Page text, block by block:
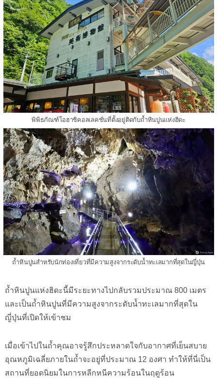
พิพิธภัณฑ์โอฮาชิคอลเลคชั่นที่ตั้งอยู่ติดกับถ้ำหินปูนแห่งฮิดะ
ถ้ำหินปูนสำหรับนักท่องเที่ยวที่มีความสูงจากระดับน้ำทะเลมากที่สุดในญี่ปุ่น
ถ้ำหินปูนแห่งฮิดะนี้มีระยะทางไปกลับรวมประมาณ 800 เมตร
และเป็นถ้ำหินปูนที่มีความสูงจากระดับน้ำทะเลมากที่สุดใน
ญี่ปุ่นที่เปิดให้เข้าชม
เมื่อเข้าไปในถ้ำคุณอาจรู้สึกประหลาดใจกับอากาศที่เย็นสบาย
อุณหภูมิเฉลี่ยภายในถ้ำจะอยู่ที่ประมาณ 12 องศา ทำให้ที่นี่เป็น
สถานที่ยอดนิยมในการหลีกหนีความร้อนในฤดูร้อน